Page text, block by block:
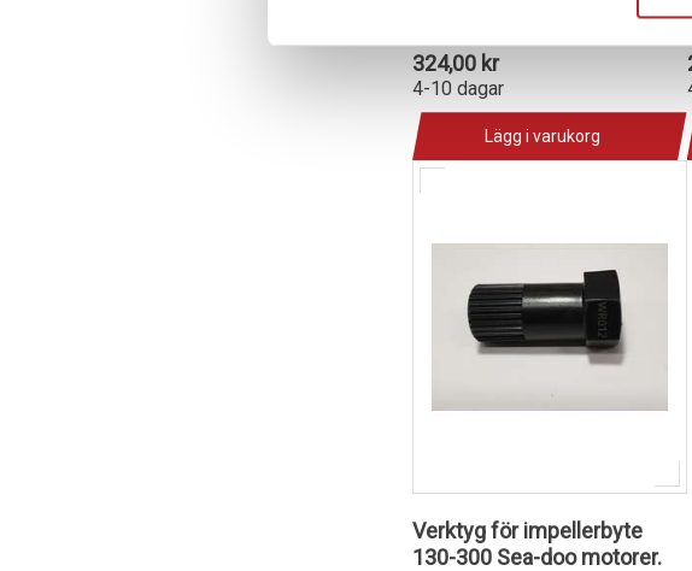
324,00 kr
4-10 dagar
Lägg i varukorg
Verktyg för impellerbyte
130-300 Sea-doo motorer.